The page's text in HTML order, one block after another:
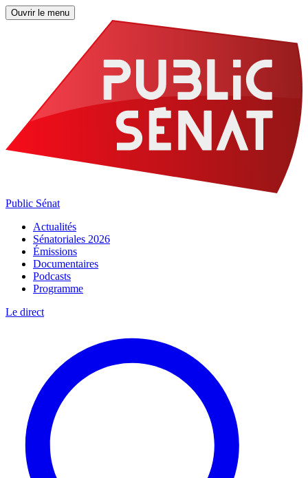
Ouvrir le menu
Public Sénat
Actualités
Sénatoriales 2026
Émissions
Documentaires
Podcasts
Programme
Le direct